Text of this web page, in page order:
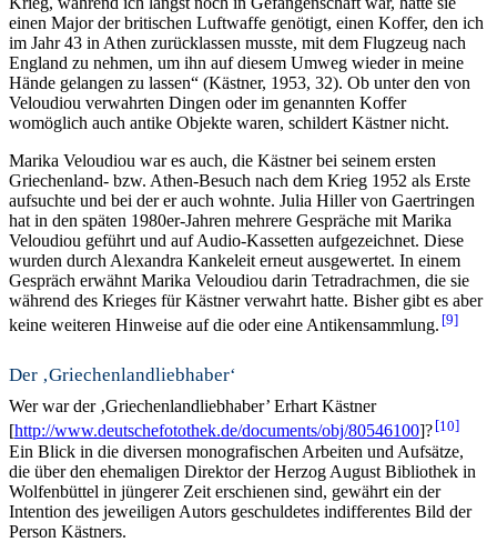
einen Major der britischen Luftwaffe genötigt, einen Koffer, den ich
im Jahr 43 in Athen zurücklassen musste, mit dem Flugzeug nach
England zu nehmen, um ihn auf diesem Umweg wieder in meine
Hände gelangen zu lassen“ (Kästner, 1953, 32). Ob unter den von
Veloudiou verwahrten Dingen oder im genannten Koffer
womöglich auch antike Objekte waren, schildert Kästner nicht.
Marika Veloudiou war es auch, die Kästner bei seinem ersten
Griechenland- bzw. Athen-Besuch nach dem Krieg 1952 als Erste
aufsuchte und bei der er auch wohnte. Julia Hiller von Gaertringen
hat in den späten 1980er-Jahren mehrere Gespräche mit Marika
Veloudiou geführt und auf Audio-Kassetten aufgezeichnet. Diese
wurden durch Alexandra Kankeleit erneut ausgewertet. In einem
Gespräch erwähnt Marika Veloudiou darin Tetradrachmen, die sie
während des Krieges für Kästner verwahrt hatte. Bisher gibt es aber
keine weiteren Hinweise auf die oder eine Antikensammlung. 9
Der ‚Griechenlandliebhaber‘
Wer war der ‚Griechenlandliebhaber’ Erhart Kästner
[http://www.deutschefotothek.de/documents/obj/80546100]? 10
Ein Blick in die diversen monografischen Arbeiten und Aufsätze,
die über den ehemaligen Direktor der Herzog August Bibliothek in
Wolfenbüttel in jüngerer Zeit erschienen sind, gewährt ein der
Intention des jeweiligen Autors geschuldetes indifferentes Bild der
Person Kästners.